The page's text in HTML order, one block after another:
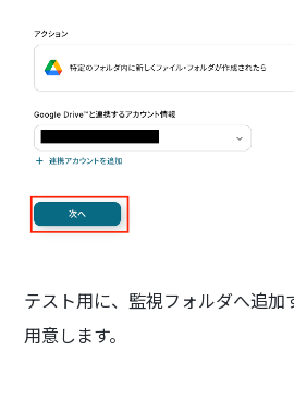
テスト用に、監視フォルダへ追加
用意します。